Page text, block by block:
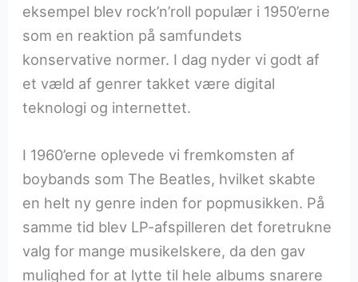
eksempel blev rock’n’roll populær i 1950’erne
som en reaktion på samfundets
konservative normer. I dag nyder vi godt af
et væld af genrer takket være digital
teknologi og internettet.
I 1960’erne oplevede vi fremkomsten af
boybands som The Beatles, hvilket skabte
en helt ny genre inden for popmusikken. På
samme tid blev LP-afspilleren det foretrukne
valg for mange musikelskere, da den gav
mulighed for at lytte til hele albums snarere